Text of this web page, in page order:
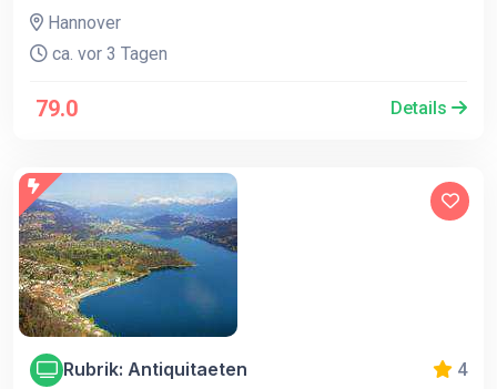
Hannover
ca. vor 3 Tagen
79.0 Details
Rubrik: Antiquitaeten 4